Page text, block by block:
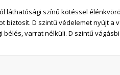
láthatósági színű kötéssel
biztosít. D szintű védelemet nyújt a
varrat nélküli. D szintű